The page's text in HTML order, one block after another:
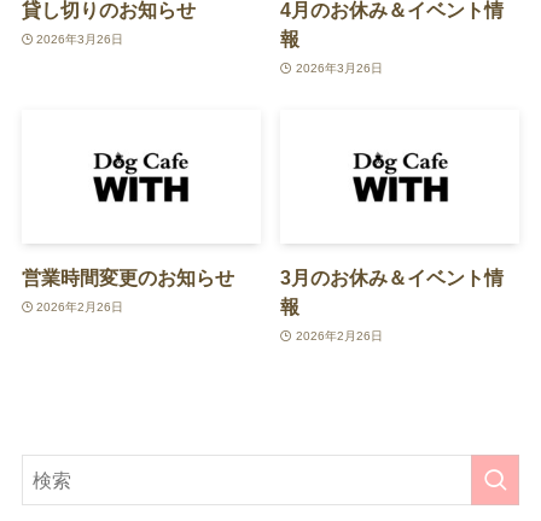
貸し切りのお知らせ
2026年3月26日
4月のお休み＆イベント情
報
2026年3月26日
営業時間変更のお知らせ
2026年2月26日
3月のお休み＆イベント情
報
2026年2月26日